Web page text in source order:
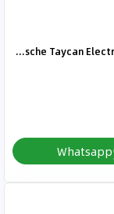
بورش تايكان Porsche Taycan Electric Model 2023, GCC, Dealer Warranty
Whatsapp